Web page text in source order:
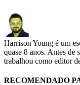
Harrison Young é um
quase 8 anos. Antes de
trabalhou como editor
RECOMENDADO